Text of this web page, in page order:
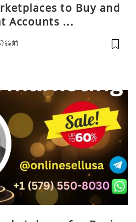
to Buy and
Accounts ...
鐘前